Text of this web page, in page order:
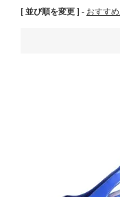
[ 並び順を変更 ] - おすす